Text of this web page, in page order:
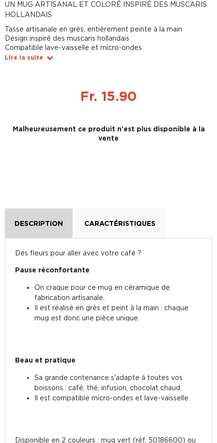
UN MUG ARTISANAL ET COLORÉ INSPIRÉ DES MUSCARIS
HOLLANDAIS
Tasse artisanale en grès, entièrement peinte à la main
Design inspiré des muscaris hollandais
Compatible lave-vaisselle et micro-ondes
Lire la suite
Fr. 15.90
Malheureusement ce produit n'est plus disponible à la
vente
DESCRIPTION CARACTÉRISTIQUES
Des fleurs pour aller avec votre café ?
Pause réconfortante
On craque pour ce mug en céramique de
fabrication artisanale.
Il est réalisé en grès et peint à la main : chaque
mug est donc une pièce unique.
Beau et pratique
Sa grande contenance s'adapte à toutes vos
boissons : café, thé, infusion, chocolat chaud.
Il est compatible micro-ondes et lave-vaisselle.
Disponible en 2 couleurs : mug vert (réf. 50186600) ou